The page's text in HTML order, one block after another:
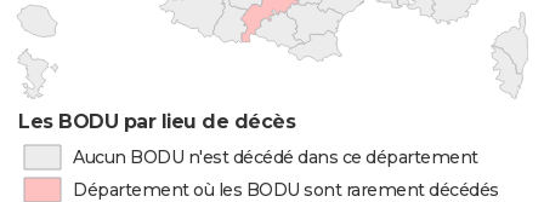
Les BODU par lieu de décès
Aucun BODU n'est décédé dans ce département
Département où les BODU sont rarement décédés